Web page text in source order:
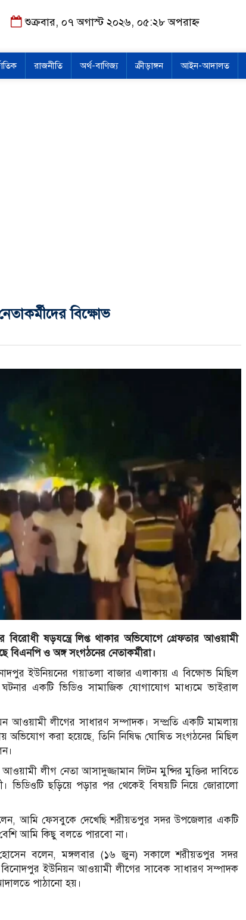
শুক্রবার, ০৭ অগাস্ট ২০২৬, ০৫:২৮ অপরাহ্ন
রাজনীতি অর্থ-বাণিজ্য ক্রীড়াঙ্গন আইন-আদালত
বিক্ষোভ
ষড়যন্ত্রে লিপ্ত থাকার অভিযোগে গ্রেফতার আওয়ামী
বিএনপি ও অঙ্গ সংগঠনের নেতাকর্মীরা।
ইউনিয়নের গয়াতলা বাজার এলাকায় এ বিক্ষোভ মিছিল
একটি ভিডিও সামাজিক যোগাযোগ মাধ্যমে ভাইরাল
আওয়ামী লীগের সাধারণ সম্পাদক। সম্প্রতি একটি মামলায়
অভিযোগ করা হয়েছে, তিনি নিষিদ্ধ ঘোষিত সংগঠনের মিছিল
লীগ নেতা আসাদুজ্জামান লিটন মুন্সির মুক্তির দাবিতে
ভিডিওটি ছড়িয়ে পড়ার পর থেকেই বিষয়টি নিয়ে জোরালো
আমি ফেসবুকে দেখেছি শরীয়তপুর সদর উপজেলার একটি
আমি কিছু বলতে পারবো না।
বলেন, মঙ্গলবার (১৬ জুন) সকালে শরীয়তপুর সদর
ইউনিয়ন আওয়ামী লীগের সাবেক সাধারণ সম্পাদক
পাঠানো হয়।